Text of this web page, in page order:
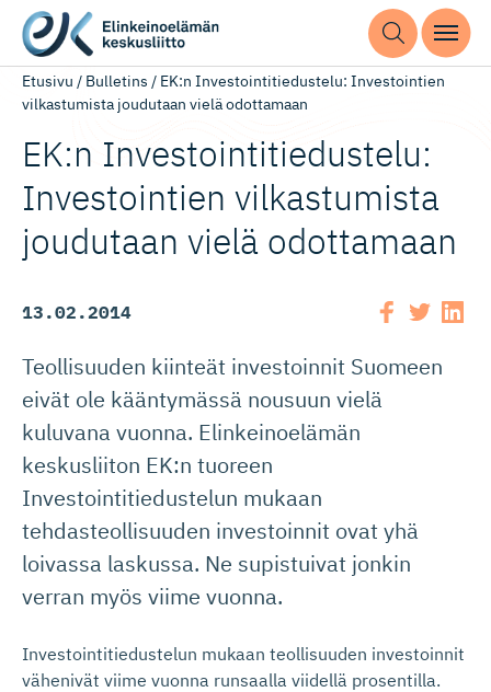
Etusivu / Bulletins / EK:n Investointitiedustelu: Investointien
vilkastumista joudutaan vielä odottamaan
EK:n Investoin­ti­tie­dustelu:
Investointien vilkastumista
joudutaan vielä odottamaan
13.02.2014
Teollisuuden kiinteät investoinnit Suomeen
eivät ole kääntymässä nousuun vielä
kuluvana vuonna. Elinkeinoelämän
keskusliiton EK:n tuoreen
Investointitiedustelun mukaan
tehdasteollisuuden investoinnit ovat yhä
loivassa laskussa. Ne supistuivat jonkin
verran myös viime vuonna.
Investointitiedustelun mukaan teollisuuden investoinnit
vähenivät viime vuonna runsaalla viidellä prosentilla.